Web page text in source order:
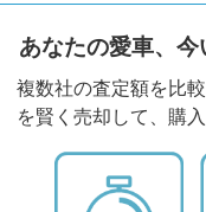
あなたの愛車、今
複数社の査定額を比
を賢く売却して、購